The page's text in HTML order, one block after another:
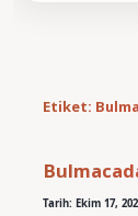
Etiket:
Tarih: Ekim 17,